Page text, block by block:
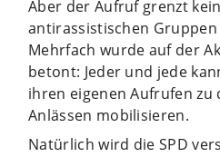
Aber der Aufruf grenzt
antirassistischen
Mehrfach wurde auf der
betont: Jeder und jede
ihren eigenen Aufrufen
Anlässen mobilisieren.
Natürlich wird die SPD